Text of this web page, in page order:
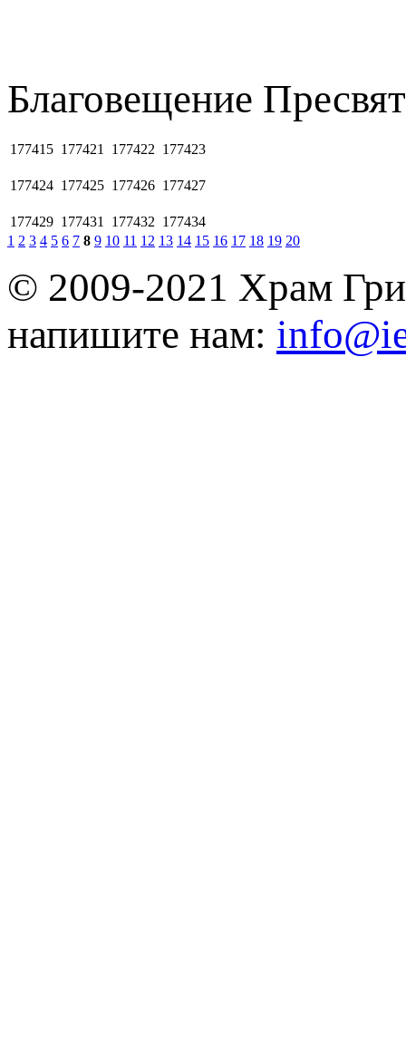
Благовещение
177415 177421 177422 177423
177424 177425 177426 177427
177429 177431 177432 177434
1 2 3 4 5 6 7 8 9 10 11 12 13 14 15 16 17 18 19 20
© 2009-2021 Храм
напишите нам: